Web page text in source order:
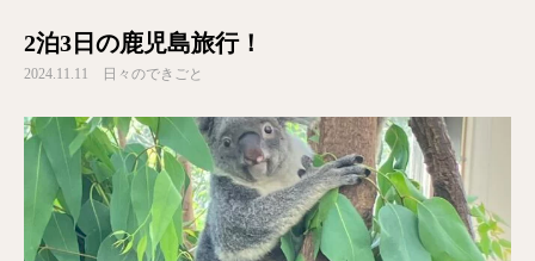
2泊3日の鹿児島旅行！
2024.11.11 日々のできごと